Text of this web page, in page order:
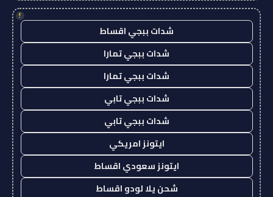
!
شدات ببجي اقساط
شدات ببجي تمارا
شدات ببجي تمارا
شدات ببجي تابي
شدات ببجي تابي
ايتونز امريكي
ايتونز سعودي اقساط
شحن يلا لودو اقساط